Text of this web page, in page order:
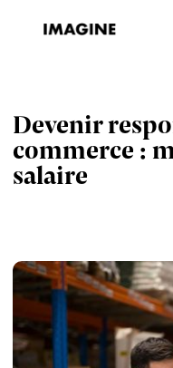
Devenir
commerce :
salaire